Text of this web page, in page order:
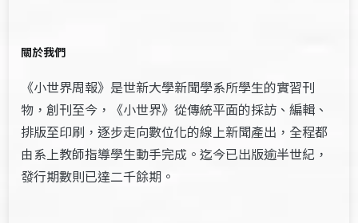
關於我們
《小世界周報》是世新大學新聞學系所學生的實習刊
物，創刊至今，《小世界》從傳統平面的採訪、編輯、
排版至印刷，逐步走向數位化的線上新聞產出，全程都
由系上教師指導學生動手完成。迄今已出版逾半世紀，
發行期數則已達二千餘期。